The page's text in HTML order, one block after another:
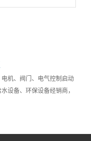
机、阀门、电气控制启动
设备、环保设备经销商，
和较大知名度，是省内从
消防给